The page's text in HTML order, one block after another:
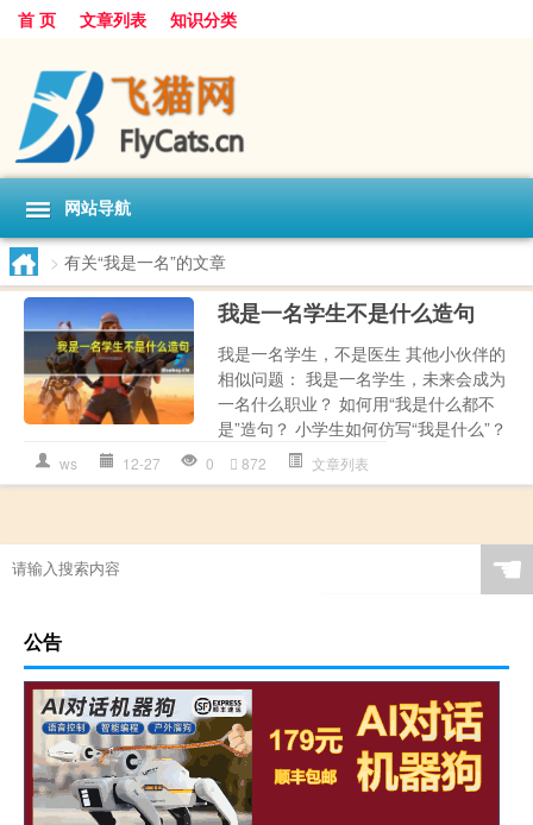
首 页 文章列表 知识分类
网站导航
> 有关“我是一名”的文章
我是一名学生不是什么造句
我是一名学生，不是医生 其他小伙伴的
相似问题： 我是一名学生，未来会成为
一名什么职业？ 如何用“我是什么都不
是”造句？ 小学生如何仿写“我是什么”？
ws 12-27 0 872 文章列表
☚
公告